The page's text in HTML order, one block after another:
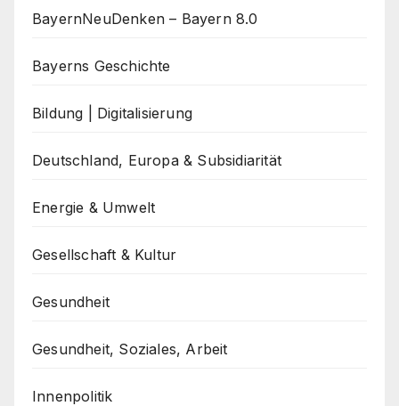
BayernNeuDenken – Bayern 8.0
Bayerns Geschichte
Bildung | Digitalisierung
Deutschland, Europa & Subsidiarität
Energie & Umwelt
Gesellschaft & Kultur
Gesundheit
Gesundheit, Soziales, Arbeit
Innenpolitik